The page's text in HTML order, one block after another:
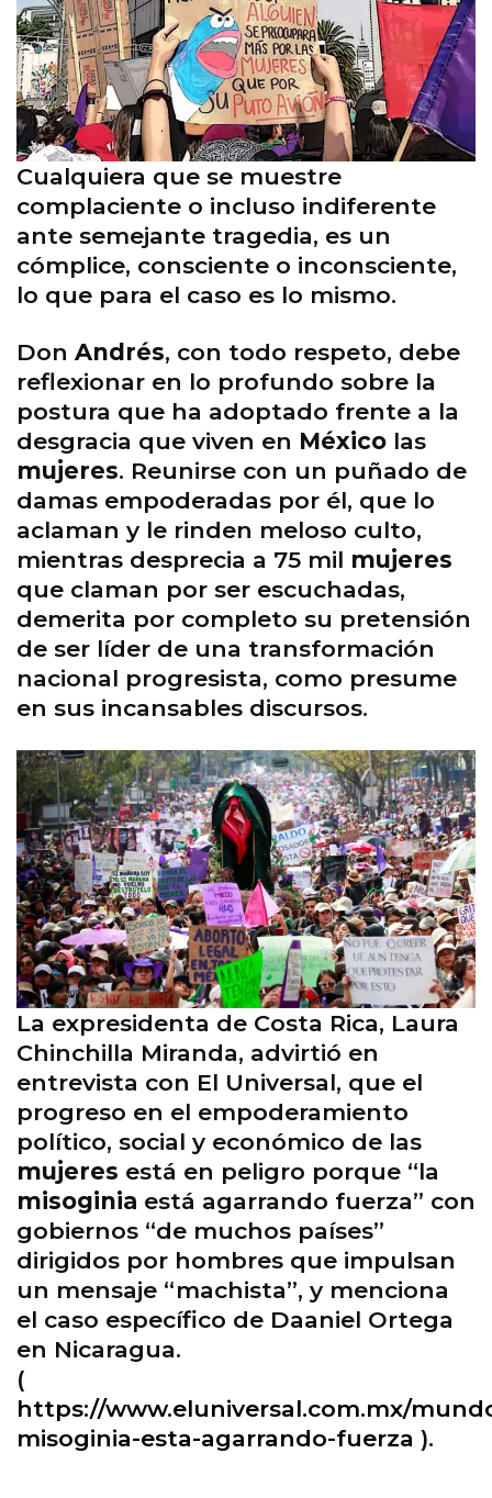
Cualquiera que se muestre
complaciente o incluso indiferente
ante semejante tragedia, es un
cómplice, consciente o inconsciente,
lo que para el caso es lo mismo.
Don Andrés, con todo respeto, debe
reflexionar en lo profundo sobre la
postura que ha adoptado frente a la
desgracia que viven en México las
mujeres. Reunirse con un puñado de
damas empoderadas por él, que lo
aclaman y le rinden meloso culto,
mientras desprecia a 75 mil mujeres
que claman por ser escuchadas,
demerita por completo su pretensión
de ser líder de una transformación
nacional progresista, como presume
en sus incansables discursos.
La expresidenta de Costa Rica, Laura
Chinchilla Miranda, advirtió en
entrevista con El Universal, que el
progreso en el empoderamiento
político, social y económico de las
mujeres está en peligro porque “la
misoginia está agarrando fuerza” con
gobiernos “de muchos países”
dirigidos por hombres que impulsan
un mensaje “machista”, y menciona
el caso específico de Daaniel Ortega
en Nicaragua.
(
https://www.eluniversal.com.mx/
misoginia-esta-agarrando-fuerza ).